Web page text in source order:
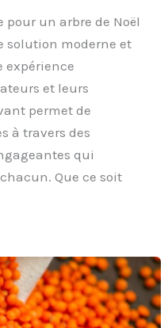
un arbre de Noël
solution moderne et
expérience
et leurs
permet de
à travers des
qui
Que ce soit